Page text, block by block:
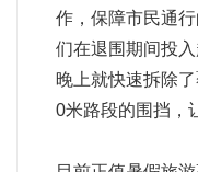
作，保障市民通
们在退围期间投
晚上就快速拆除
0米路段的围挡，